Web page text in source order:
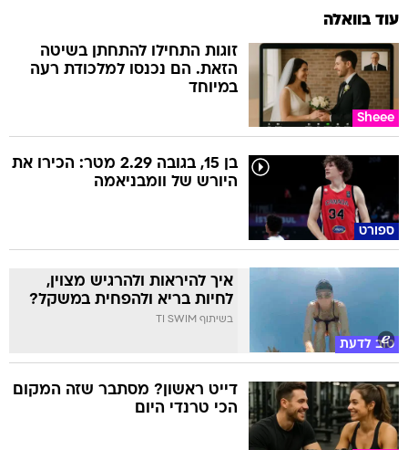
עוד בוואלה
Sheee
זוגות התחילו להתחתן בשיטה
הזאת. הם נכנסו למלכודת רעה
במיוחד
ספורט
בן 15, בגובה 2.29 מטר: הכירו את
היורש של וומבניאמה
טוב לדעת
איך להיראות ולהרגיש מצוין,
לחיות בריא ולהפחית במשקל?
בשיתוף TI SWIM
דייט ראשון? מסתבר שזה המקום
הכי טרנדי היום